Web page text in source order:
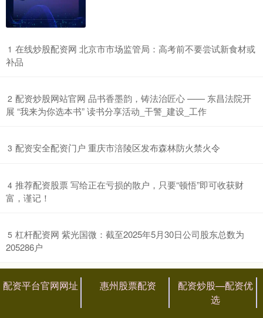
1 ​在线炒股配资网 北京市市场监管局：高考前不要尝试新食材或
补品
2 ​配资炒股网站官网 品书香墨韵，铸法治匠心 —— 东昌法院开
展 “我来为你选本书” 读书分享活动_干警_建设_工作
3 ​配资安全配资门户 重庆市涪陵区发布森林防火禁火令
4 ​推荐配资股票 写给正在亏损的散户，只要“顿悟”即可收获财
富，谨记！
5 ​杠杆配资网 紫光国微：截至2025年5月30日公司股东总数为
205286户
配资平台官网网址 惠州股票配资
配资炒股—配资优
选